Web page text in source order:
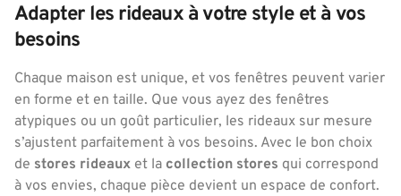
Adapter les rideaux à votre style et à vos
besoins
Chaque maison est unique, et vos fenêtres peuvent varier
en forme et en taille. Que vous ayez des fenêtres
atypiques ou un goût particulier, les rideaux sur mesure
s’ajustent parfaitement à vos besoins. Avec le bon choix
de stores rideaux et la collection stores qui correspond
à vos envies, chaque pièce devient un espace de confort.